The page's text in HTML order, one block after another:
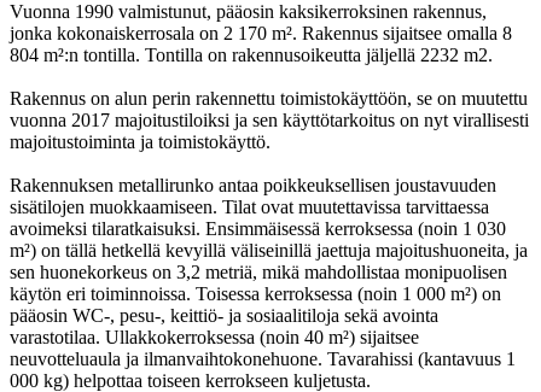
Vuonna 1990 valmistunut, pääosin kaksikerroksinen rakennus,
jonka kokonaiskerrosala on 2 170 m². Rakennus sijaitsee omalla 8
804 m²:n tontilla. Tontilla on rakennusoikeutta jäljellä 2232 m2.
Rakennus on alun perin rakennettu toimistokäyttöön, se on muutettu
vuonna 2017 majoitustiloiksi ja sen käyttötarkoitus on nyt virallisesti
majoitustoiminta ja toimistokäyttö.
Rakennuksen metallirunko antaa poikkeuksellisen joustavuuden
sisätilojen muokkaamiseen. Tilat ovat muutettavissa tarvittaessa
avoimeksi tilaratkaisuksi. Ensimmäisessä kerroksessa (noin 1 030
m²) on tällä hetkellä kevyillä väliseinillä jaettuja majoitushuoneita, ja
sen huonekorkeus on 3,2 metriä, mikä mahdollistaa monipuolisen
käytön eri toiminnoissa. Toisessa kerroksessa (noin 1 000 m²) on
pääosin WC-, pesu-, keittiö- ja sosiaalitiloja sekä avointa
varastotilaa. Ullakkokerroksessa (noin 40 m²) sijaitsee
neuvotteluaula ja ilmanvaihtokonehuone. Tavarahissi (kantavuus 1
000 kg) helpottaa toiseen kerrokseen kuljetusta.